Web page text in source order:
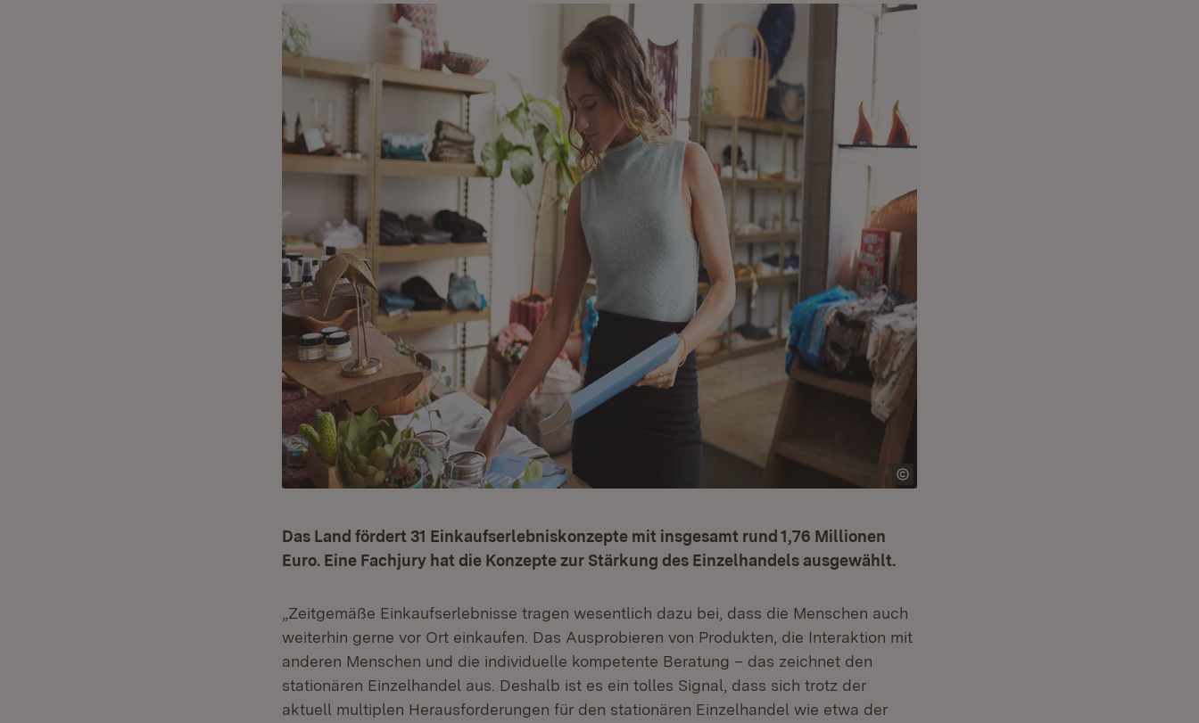
Das Land fördert 31 Einkaufserlebniskonzepte mit insgesamt rund 1,76 Millionen
Euro. Eine Fachjury hat die Konzepte zur Stärkung des Einzelhandels ausgewählt.
„Zeitgemäße Einkaufserlebnisse tragen wesentlich dazu bei, dass die Menschen auch
weiterhin gerne vor Ort einkaufen. Das Ausprobieren von Produkten, die Interaktion mit
anderen Menschen und die individuelle kompetente Beratung – das zeichnet den
stationären Einzelhandel aus. Deshalb ist es ein tolles Signal, dass sich trotz der
aktuell multiplen Herausforderungen für den stationären Einzelhandel wie etwa der